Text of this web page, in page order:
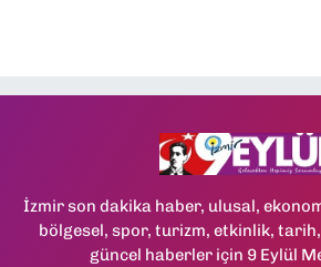
İzmir son dakika haber, ulusal,
bölgesel, spor, turizm, etkinlik,
güncel haberler için 9 Eylül